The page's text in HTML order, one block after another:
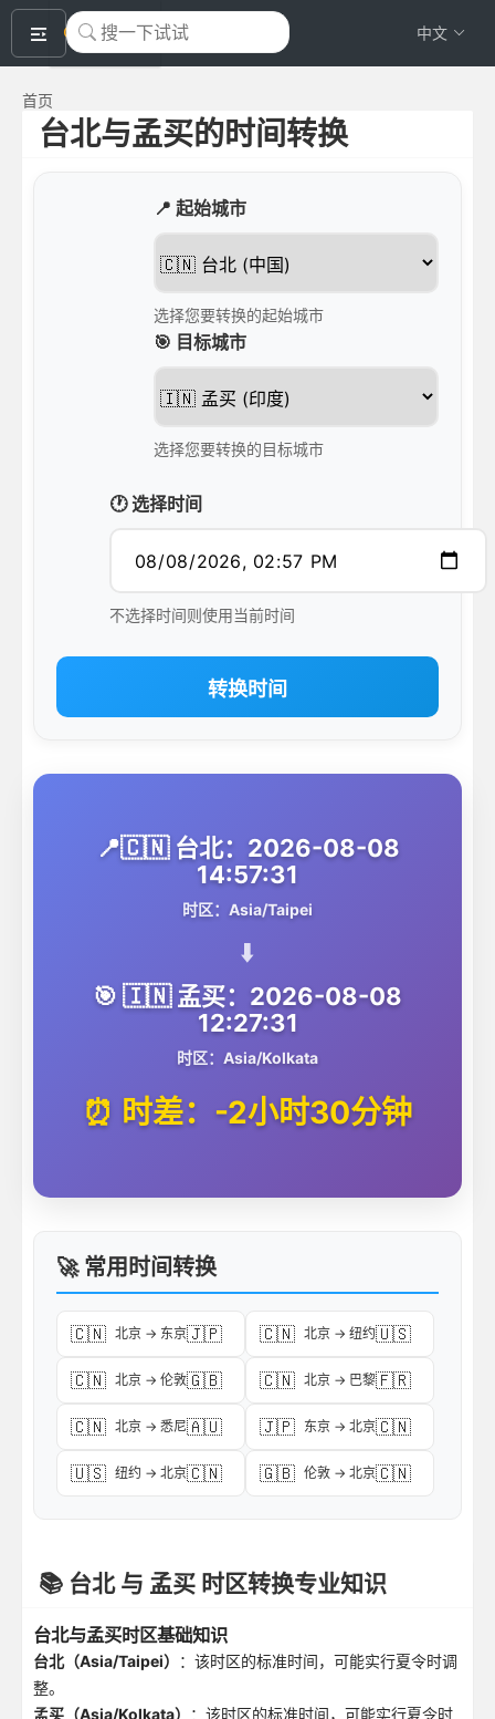
okeyTool 中文
首页
台北与孟买的时间转换
📍 起始城市
选择您要转换的起始城市
🎯 目标城市
选择您要转换的目标城市
🕐 选择时间
不选择时间则使用当前时间
转换时间
📍🇨🇳 台北：2026-08-08
14:57:31
时区：Asia/Taipei
⬇️
🎯 🇮🇳 孟买：2026-08-08
12:27:31
时区：Asia/Kolkata
⏰ 时差：-2小时30分钟
🚀 常用时间转换
🇨🇳 北京 → 东京🇯🇵 🇨🇳 北京 → 纽约🇺🇸
🇨🇳 北京 → 伦敦🇬🇧 🇨🇳 北京 → 巴黎🇫🇷
🇨🇳 北京 → 悉尼🇦🇺 🇯🇵 东京 → 北京🇨🇳
🇺🇸 纽约 → 北京🇨🇳 🇬🇧 伦敦 → 北京🇨🇳
📚 台北 与 孟买 时区转换专业知识
台北与孟买时区基础知识
台北（Asia/Taipei）
：该时区的标准时间，可能实行夏令时调
整。
孟买（Asia/Kolkata）
：该时区的标准时间，可能实行夏令时